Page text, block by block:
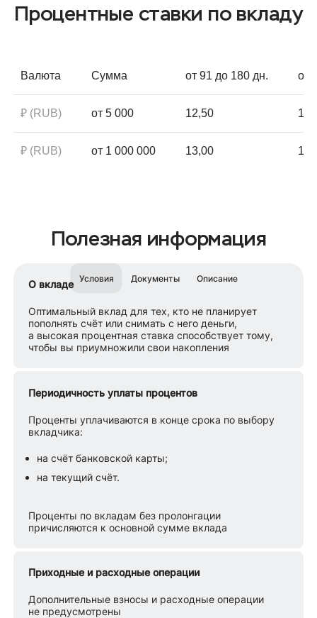
Процентные ставки по вкладу
Валюта Сумма от 91 до 180 дн. от
₽ (RUB) от 5 000 12,50
₽ (RUB) от 1 000 000 13,00
Полезная информация
Условия Документы Описание
О вкладе
Оптимальный вклад для тех, кто не планирует
пополнять счёт или снимать с него деньги,
а высокая процентная ставка способствует тому,
чтобы вы приумножили свои накопления
Периодичность уплаты процентов
Проценты уплачиваются в конце срока по выбору
вкладчика:
на счёт банковской карты;
на текущий счёт.
Проценты по вкладам без пролонгации
причисляются к основной сумме вклада
Приходные и расходные операции
Дополнительные взносы и расходные операции
не предусмотрены